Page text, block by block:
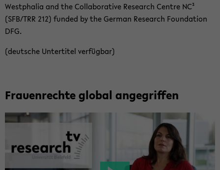
Westphalia and the Col­la­bo­ra­ti­ve Re­se­arch Cent­re NC³
(SFB/TRR 212) fun­ded by the Ger­man Re­se­arch Founda­ti­on
DFG.
(deut­sche Un­ter­ti­tel ver­füg­bar)
Frau­en­rech­te glo­bal an­ge­grif­fen